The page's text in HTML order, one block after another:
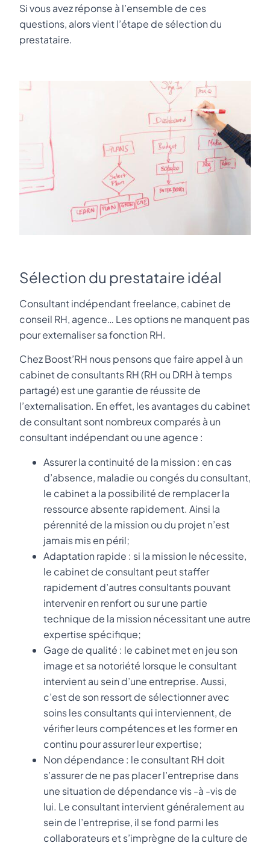
Si vous avez réponse à l’ensemble de ces
questions, alors vient l’étape de sélection du
prestataire.
Sélection du prestataire idéal
Consultant indépendant freelance, cabinet de
conseil RH, agence… Les options ne manquent pas
pour externaliser sa fonction RH.
Chez Boost’RH nous pensons que faire appel à un
cabinet de consultants RH (RH ou DRH à temps
partagé) est une garantie de réussite de
l’externalisation. En effet, les avantages du cabinet
de consultant sont nombreux comparés à un
consultant indépendant ou une agence :
Assurer la continuité de la mission : en cas
d’absence, maladie ou congés du consultant,
le cabinet a la possibilité de remplacer la
ressource absente rapidement. Ainsi la
pérennité de la mission ou du projet n’est
jamais mis en péril;
Adaptation rapide : si la mission le nécessite,
le cabinet de consultant peut staffer
rapidement d’autres consultants pouvant
intervenir en renfort ou sur une partie
technique de la mission nécessitant une autre
expertise spécifique;
Gage de qualité : le cabinet met en jeu son
image et sa notoriété lorsque le consultant
intervient au sein d’une entreprise. Aussi,
c’est de son ressort de sélectionner avec
soins les consultants qui interviennent, de
vérifier leurs compétences et les former en
continu pour assurer leur expertise;
Non dépendance : le consultant RH doit
s’assurer de ne pas placer l’entreprise dans
une situation de dépendance vis -à -vis de
lui. Le consultant intervient généralement au
sein de l’entreprise, il se fond parmi les
collaborateurs et s’imprègne de la culture de